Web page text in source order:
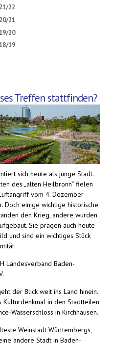
22
21
20
19
Treffen stattfinden?
sich heute als junge Stadt.
des „alten Heilbronn“ fielen
vom 4. Dezember
Doch einige wichtige historische
den Krieg, andere wurden
Sie prägen auch heute
und sind ein wichtiges Stück
Landesverband Baden-
der Blick weit ins Land hinein.
Kulturdenkmal in den Stadtteilen
Wasserschloss in Kirchhausen.
Weinstadt Württembergs,
andere Stadt in Baden-